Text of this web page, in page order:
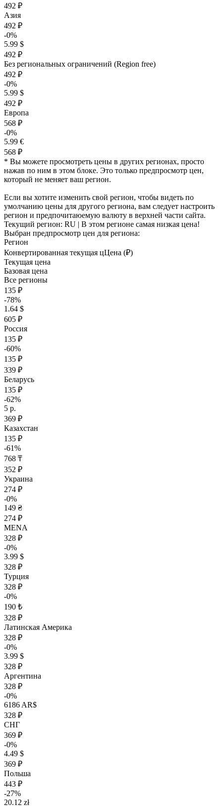
492 ₽
Азия
492 ₽
-0%
5.99 $
492 ₽
Без региональных ограничений (Region free)
492 ₽
-0%
5.99 $
492 ₽
Европа
568 ₽
-0%
5.99 €
568 ₽
* Вы можете просмотреть цены в других регионах, просто
нажав по ним в этом блоке. Это только предпросмотр цен,
который не меняет ваш регион.
Если вы хотите изменить свой регион, чтобы видеть по
умолчанию цены для другого региона, вам следует настроить
регион и предпочитаюемую валюту в верхней части сайта.
Текущий регион: RU | В этом регионе самая низкая цена!
Выбран предпросмотр цен для региона:
Регион
Конвертированная текущая цЦена (₽)
Текущая цена
Базовая цена
Все регионы
135 ₽
-78%
1.64 $
605 ₽
Россия
135 ₽
-60%
135 ₽
339 ₽
Беларусь
135 ₽
-62%
5 р.
369 ₽
Казахстан
135 ₽
-61%
768 ₸
352 ₽
Украина
274 ₽
-0%
149 ₴
274 ₽
MENA
328 ₽
-0%
3.99 $
328 ₽
Турция
328 ₽
-0%
190 ₺
328 ₽
Латинская Америка
328 ₽
-0%
3.99 $
328 ₽
Аргентина
328 ₽
-0%
6186 AR$
328 ₽
СНГ
369 ₽
-0%
4.49 $
369 ₽
Польша
443 ₽
-27%
20.12 zł